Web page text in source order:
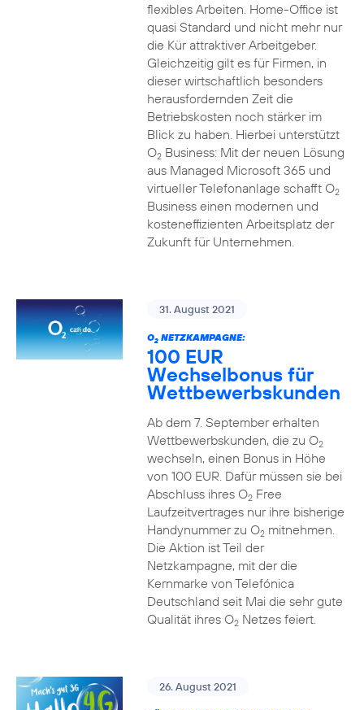
flexibles Arbeiten. Home-Office ist
quasi Standard und nicht mehr nur
die Kür attraktiver Arbeitgeber.
Gleichzeitig gilt es für Firmen, in
dieser wirtschaftlich besonders
herausfordernden Zeit die
Betriebskosten noch stärker im
Blick zu haben. Hierbei unterstützt
O2Business: Mit der neuen Lösung
aus Managed Microsoft 365 und
virtueller Telefonanlage schafft O2
Business einen modernen und
kosteneffizienten Arbeitsplatz der
Zukunft für Unternehmen.
31. August 2021
O2NETZKAMPAGNE:
100 EUR
Wechselbonus für
Wettbewerbskunden
Ab dem 7. September erhalten
Wettbewerbskunden, die zu O2
wechseln, einen Bonus in Höhe
von 100 EUR. Dafür müssen sie bei
Abschluss ihres O2Free
Laufzeitvertrages nur ihre bisherige
Handynummer zu O2mitnehmen.
Die Aktion ist Teil der
Netzkampagne, mit der die
Kernmarke von Telefónica
Deutschland seit Mai die sehr gute
Qualität ihres O2Netzes feiert.
26. August 2021